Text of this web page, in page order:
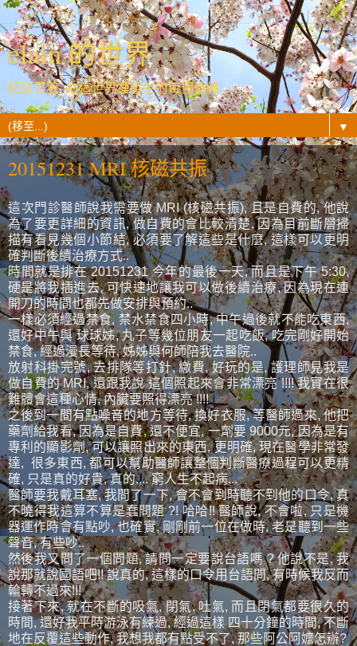
elain 的世界
紀錄著我- 在這世界裡發生的每個情緒...
▼
20151231 MRI 核磁共振
這次門診醫師說我需要做 MRI (核磁共振), 且是自費的, 他說
為了要更詳細的資訊, 做自費的會比較清楚, 因為目前斷層掃
描有看見幾個小節結, 必須要了解這些是什麼, 這樣可以更明
確判斷後續治療方式..
時間就是排在 20151231 今年的最後一天, 而且是下午 5:30,
硬是將我插進去, 可快速地讓我可以做後續治療, 因為現在連
開刀的時間也都先做安排與預約..
一樣必須經過禁食, 禁水禁食四小時, 中午過後就不能吃東西,
還好中午與 球球姊, 丸子等幾位朋友一起吃飯, 吃完剛好開始
禁食, 經過漫長等待, 姊姊與何師陪我去醫院..
放射科掛完號, 去排隊等打針, 繳費, 好玩的是, 護理師見我是
做自費的 MRI, 還跟我說 這個照起來會非常漂亮 !!!! 我實在很
難體會這種心情, 內臟要照得漂亮 !!!!
之後到一間有點噪音的地方等待, 換好衣服, 等醫師過來, 他把
藥劑給我看, 因為是自費, 還不便宜, 一劑要 9000元, 因為是有
專利的顯影劑, 可以讓照出來的東西, 更明確, 現在醫學非常發
達, 很多東西, 都可以幫助醫師讓整個判斷醫療過程可以更精
確, 只是真的好貴, 真的.... 窮人生不起病...
醫師要我戴耳塞, 我問了一下, 會不會到時聽不到他的口令, 真
不曉得我這算不算是蠢問題 ?! 哈哈!! 醫師說, 不會啦, 只是機
器運作時會有點吵, 也確實, 剛剛前一位在做時, 老是聽到一些
聲音, 有些吵..
然後我又問了一個問題, 請問一定要說台語嗎 ? 他說不是, 我
說那就說國語吧!! 說真的, 這樣的口令用台語問, 有時候我反而
輪轉不過來!!!
接著下來, 就在不斷的吸氣, 閉氣, 吐氣, 而且閉氣都要很久的
時間, 還好我平時游泳有練過, 經過這樣 四十分鐘的時間, 不斷
地在反覆這些動作, 我想我都有點受不了, 那些阿公阿嬤怎辦?